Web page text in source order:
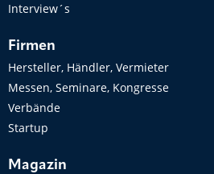
Interview´s
Firmen
Hersteller, Händler, Vermieter
Messen, Seminare, Kongresse
Verbände
Startup
Magazin